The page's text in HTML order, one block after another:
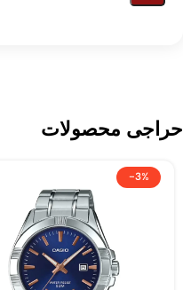
حراجی محصولات
-3%